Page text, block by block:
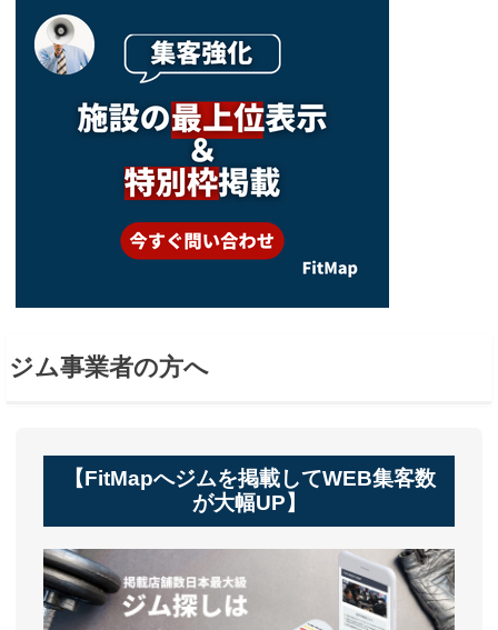
ジム事業者の方へ
【FitMapへジムを掲載してWEB集客数
が大幅UP】